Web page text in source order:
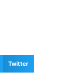
Twitter